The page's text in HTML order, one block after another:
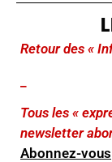
Retour des «
Tous les «
newsletter
Abonnez-vous